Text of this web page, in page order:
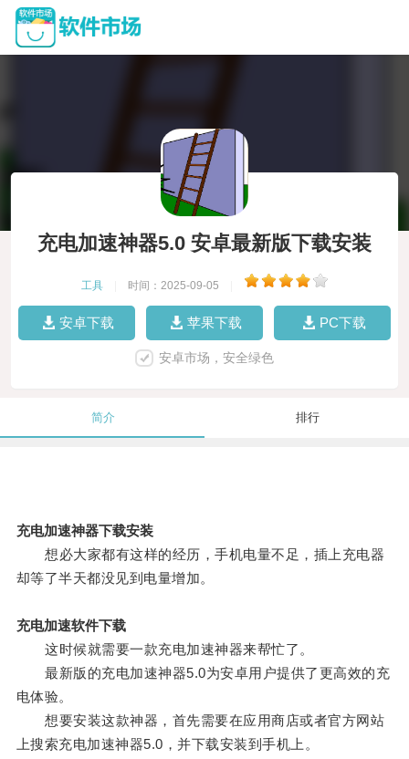
充电加速神器5.0 安卓最新版下载安装
工具 时间：2025-09-05
安卓下载 苹果下载 PC下载
安卓市场，安全绿色
简介 排行
充电加速神器下载安装
想必大家都有这样的经历，手机电量不足，插上充电器
却等了半天都没见到电量增加。
充电加速软件下载
这时候就需要一款充电加速神器来帮忙了。
最新版的充电加速神器5.0为安卓用户提供了更高效的充
电体验。
想要安装这款神器，首先需要在应用商店或者官方网站
上搜索充电加速神器5.0，并下载安装到手机上。